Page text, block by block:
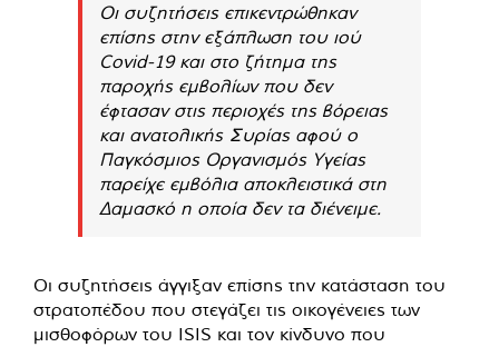
Οι συζητήσεις επικεντρώθηκαν
επίσης στην εξάπλωση του ιού
Covid-19 και στο ζήτημα της
παροχής εμβολίων που δεν
έφτασαν στις περιοχές της βόρειας
και ανατολικής Συρίας αφού ο
Παγκόσμιος Οργανισμός Υγείας
παρείχε εμβόλια αποκλειστικά στη
Δαμασκό η οποία δεν τα διένειμε.
Οι συζητήσεις άγγιξαν επίσης την κατάσταση του
στρατοπέδου που στεγάζει τις οικογένειες των
μισθοφόρων του ISIS και τον κίνδυνο που